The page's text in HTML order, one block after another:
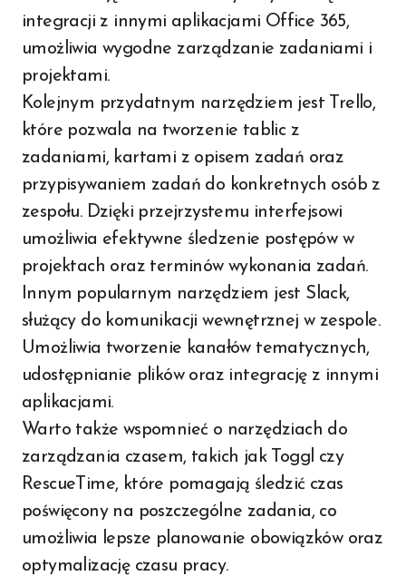
integracji z innymi aplikacjami Office 365,
umożliwia wygodne zarządzanie zadaniami i
projektami.
Kolejnym przydatnym narzędziem jest Trello,
które pozwala na tworzenie tablic z
zadaniami, kartami z opisem zadań oraz
przypisywaniem zadań do konkretnych osób z
zespołu. Dzięki przejrzystemu interfejsowi
umożliwia efektywne śledzenie postępów w
projektach oraz terminów wykonania zadań.
Innym popularnym narzędziem jest Slack,
służący do komunikacji wewnętrznej w zespole.
Umożliwia tworzenie kanałów tematycznych,
udostępnianie plików oraz integrację z innymi
aplikacjami.
Warto także wspomnieć o narzędziach do
zarządzania czasem, takich jak Toggl czy
RescueTime, które pomagają śledzić czas
poświęcony na poszczególne zadania, co
umożliwia lepsze planowanie obowiązków oraz
optymalizację czasu pracy.